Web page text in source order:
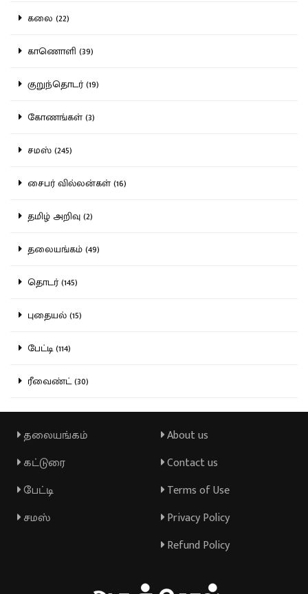
கலை (22)
காணொளி (39)
குறுந்தொடர் (19)
கோணங்கள் (3)
சமஸ் (245)
சைபர் வில்லன்கள் (16)
தமிழ் அறிவு (2)
தலையங்கம் (49)
தொடர் (145)
புதையல் (15)
பேட்டி (114)
ரீவைண்ட் (30)
தலையங்கம்
கட்டுரை
பேட்டி
சமஸ்
About us
Contact us
Terms of Use
Privacy Policy
Refund Policy